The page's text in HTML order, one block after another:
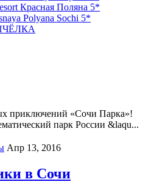
Красная Поляна 5*
Polyana Sochi 5*
приключений «Сочи Парка»!
парк России &laqu...
Апр 13, 2016
в Сочи